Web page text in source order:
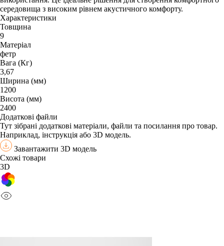
середовища з високим рівнем акустичного комфорту.
Характеристики
Товщина
9
Матеріал
фетр
Вага (Кг)
3,67
Ширина (мм)
1200
Висота (мм)
2400
Додаткові файли
Тут зібрані додаткові матеріали, файли та посилання про товар.
Наприклад, інструкція або 3D модель.
Завантажити 3D модель
Схожі товари
3D